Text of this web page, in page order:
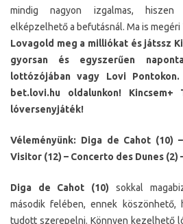
mindig nagyon izgalmas, hiszen
elképzelhető a befutásnál. Ma is megéri
Lovagold meg a milliókat és játssz
gyorsan és egyszerűen
lottózójában vagy Lovi
bet.lovi.hu oldalunkon!
lóversenyjáték!
Véleményünk: Diga de Cahot (10)
Visitor (12) – Concerto des Dunes (2)
Diga de Cahot (10) sokkal
második felében, ennek köszönhető,
tudott szerepelni. Könnyen kezelhető